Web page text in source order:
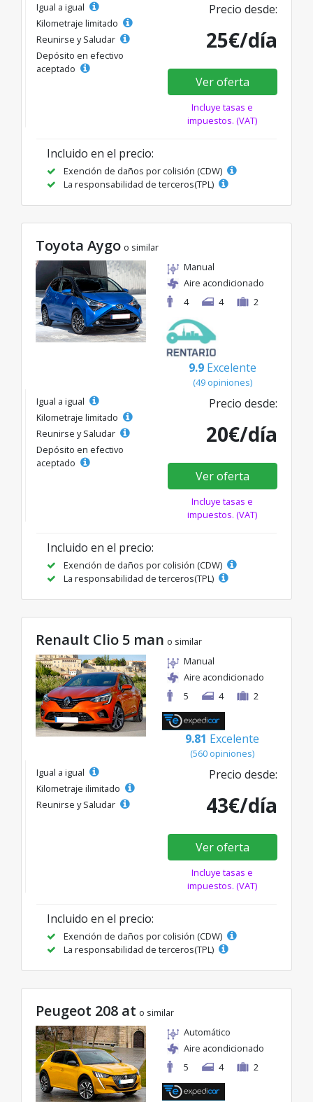
Igual a igual
Kilometraje limitado
Reunirse y Saludar
Depósito en efectivo
aceptado
Precio desde:
25€/día
Ver oferta
Incluye tasas e
impuestos. (VAT)
Incluido en el precio:
Exención de daños por colisión (CDW)
La responsabilidad de terceros(TPL)
Toyota Aygo o similar
Manual
Aire acondicionado
4
4 2
9.9 Excelente
(49 opiniones)
Igual a igual
Kilometraje limitado
Reunirse y Saludar
Depósito en efectivo
aceptado
Precio desde:
20€/día
Ver oferta
Incluye tasas e
impuestos. (VAT)
Incluido en el precio:
Exención de daños por colisión (CDW)
La responsabilidad de terceros(TPL)
Renault Clio 5 man o similar
Manual
Aire acondicionado
5
4 2
9.81 Excelente
(560 opiniones)
Igual a igual
Kilometraje ilimitado
Reunirse y Saludar
Precio desde:
43€/día
Ver oferta
Incluye tasas e
impuestos. (VAT)
Incluido en el precio:
Exención de daños por colisión (CDW)
La responsabilidad de terceros(TPL)
Peugeot 208 at o similar
Automático
Aire acondicionado
5
4 2